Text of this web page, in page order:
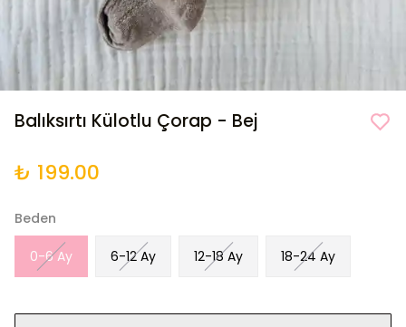
Balıksırtı Külotlu Çorap - Bej
₺ 199.00
Beden
0-6 Ay 6-12 Ay 12-18 Ay 18-24 Ay